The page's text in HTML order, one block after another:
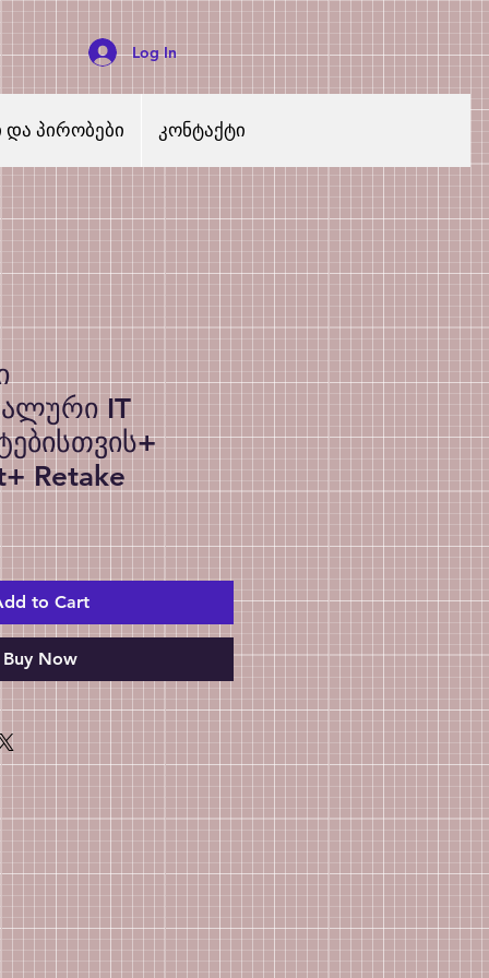
Log In
და პირობები კონტაქტი
IT
Retake
to Cart
Buy Now